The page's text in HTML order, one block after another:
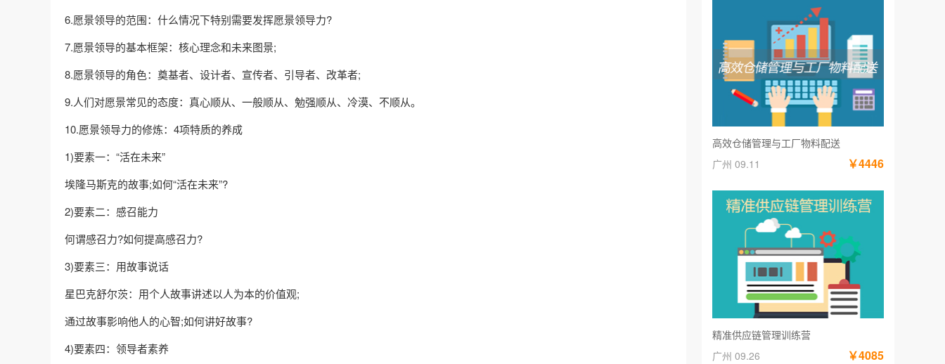
6.愿景领导的范围：什么情况下特别需要发挥愿景领导力?
7.愿景领导的基本框架：核心理念和未来图景;
8.愿景领导的角色：奠基者、设计者、宣传者、引导者、改革者;
9.人们对愿景常见的态度：真心顺从、一般顺从、勉强顺从、冷漠、不顺从。
10.愿景领导力的修炼：4项特质的养成
1)要素一：“活在未来”
埃隆马斯克的故事;如何“活在未来”?
2)要素二：感召能力
何谓感召力?如何提高感召力?
3)要素三：用故事说话
星巴克舒尔茨：用个人故事讲述以人为本的价值观;
通过故事影响他人的心智;如何讲好故事?
4)要素四：领导者素养
高效仓储管理与工厂物料配送
广州 09.11
￥4446
精准供应链管理训练营
广州 09.26
￥4085